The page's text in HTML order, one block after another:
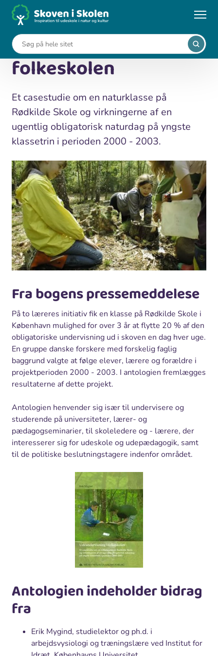
... Viden om udeskole Udeundervisning i folkeskolen
Udeundervisning i
folkeskolen
Et casestudie om en naturklasse på
Rødkilde Skole og virkningerne af en
ugentlig obligatorisk naturdag på yngste
klassetrin i perioden 2000 - 2003.
Fra bogens pressemeddelese
På to læreres initiativ fik en klasse på Rødkilde Skole i
København mulighed for over 3 år at flytte 20 % af den
obligatoriske undervisning ud i skoven en dag hver uge.
En gruppe danske forskere med forskelig faglig
baggrund valgte at følge elever, lærere og forældre i
projektperioden 2000 - 2003. I antologien fremlægges
resultaterne af dette projekt.
Antologien henvender sig især til undervisere og
studerende på universiteter, lærer- og
pædagogseminarier, til skoleledere og - lærere, der
interesserer sig for udeskole og udepædagogik, samt
til de politiske beslutningstagere indenfor området.
Antologien indeholder bidrag
fra
Erik Mygind, studielektor og ph.d. i
arbejdsvysiologi og træningslære ved Institut for